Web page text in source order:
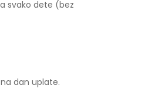
svako dete (bez
dan uplate.